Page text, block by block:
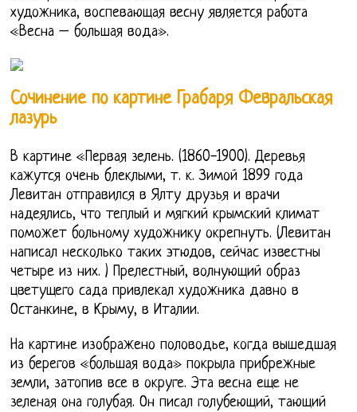
художника, воспевающая весну является работа
«Весна – большая вода».
Сочинение по картине Грабаря Февральская
лазурь
В картине «Первая зелень. (1860-1900). Деревья
кажутся очень блеклыми, т. к. Зимой 1899 года
Левитан отправился в Ялту друзья и врачи
надеялись, что теплый и мягкий крымский климат
поможет больному художнику окрепнуть. (Левитан
написал несколько таких этюдов, сейчас известны
четыре из них. ) Прелестный, волнующий образ
цветущего сада привлекал художника давно в
Останкине, в Крыму, в Италии.
На картине изображено половодье, когда вышедшая
из берегов «большая вода» покрыла прибрежные
земли, затопив все в округе. Эта весна еще не
зеленая она голубая. Он писал голубеющий, тающий